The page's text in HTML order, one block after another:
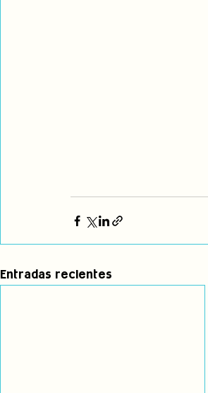
Entradas recientes